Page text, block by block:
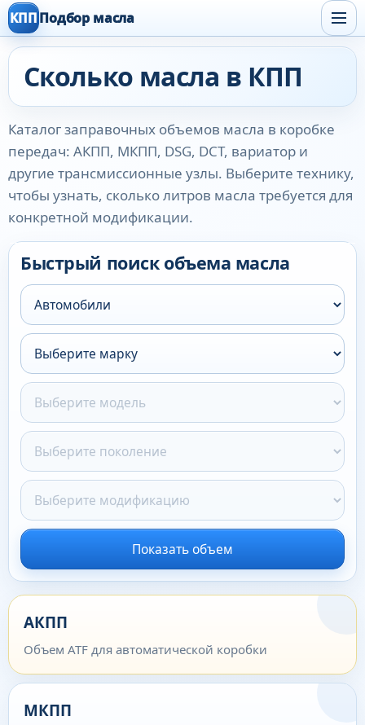
КПППодбор масла
Сколько масла в КПП
Каталог заправочных объемов масла в коробке
передач: АКПП, МКПП, DSG, DCT, вариатор и
другие трансмиссионные узлы. Выберите технику,
чтобы узнать, сколько литров масла требуется для
конкретной модификации.
Быстрый поиск объема масла
Показать объем
АКПП
Объем ATF для автоматической коробки
МКПП